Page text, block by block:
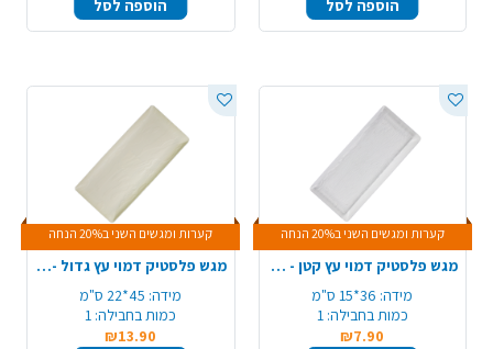
הוספה לסל הוספה לסל
קערות ומגשים השני ב20% הנחה
מגש פלסטיק דמוי עץ קטן - שקוף
מידה: 36*15 ס"מ
כמות בחבילה: 1
₪7.90
קערות ומגשים השני ב20% הנחה
מגש פלסטיק דמוי עץ גדול - קרם
מידה: 45*22 ס"מ
כמות בחבילה: 1
₪13.90